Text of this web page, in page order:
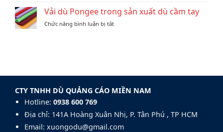
Tặng
doanh
nghiệp
đẹp
Golf
140cm
bền
và
ưu
thủy
tinh
fiberglass
carbon
fiber
Vải dù Pongee trong sản xuất dù cầm tay
Chức năng bình luận bị tắtở
xuất
cầm
CTY TNHH DÙ QUẢNG CÁO MIỀN NAM
Hotline: 0938 600 769‬
Địa chỉ: 141A Hoàng Xuân Nhị, P. Tân Phú , TP HCM
Email: xuongodu@gmail.com